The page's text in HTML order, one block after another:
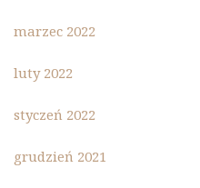
marzec 2022
luty 2022
styczeń 2022
grudzień 2021